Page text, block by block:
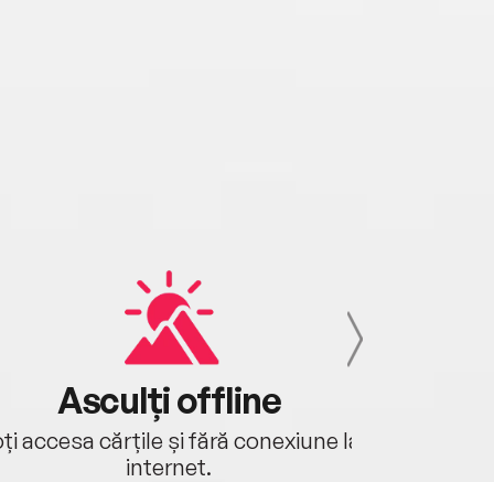
Asculți offline
accesa cărțile și fără conexiune la
internet.